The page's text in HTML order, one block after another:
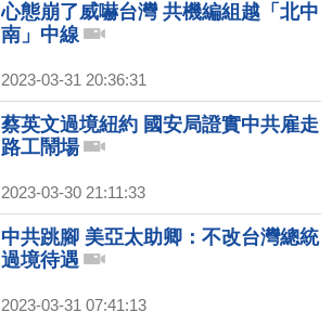
心態崩了威嚇台灣 共機編組越「北中
南」中線
2023-03-31 20:36:31
蔡英文過境紐約 國安局證實中共雇走
路工鬧場
2023-03-30 21:11:33
中共跳腳 美亞太助卿：不改台灣總統
過境待遇
2023-03-31 07:41:13